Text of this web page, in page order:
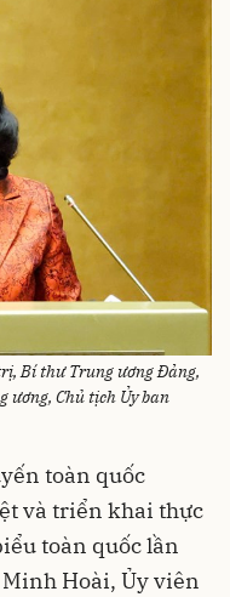
Bí thư Trung ương Đảng,
ương, Chủ tịch Ủy ban
toàn quốc
và triển khai thực
toàn quốc lần
Hoài, Ủy viên